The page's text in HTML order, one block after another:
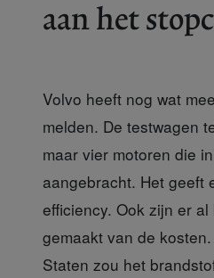
aan het
Volvo heeft nog wat
melden. De testwagen
maar vier motoren die
aangebracht. Het geeft
efficiency. Ook zijn er
gemaakt van de
Staten zou het